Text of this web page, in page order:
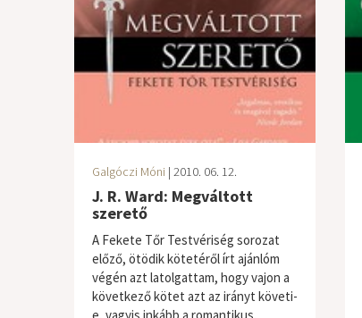
Galgóczi Móni | 2010. 06. 12.
J. R. Ward: Megváltott
szerető
A Fekete Tőr Testvériség sorozat
előző, ötödik kötetéről írt ajánlóm
végén azt latolgattam, hogy vajon a
következő kötet azt az irányt követi-